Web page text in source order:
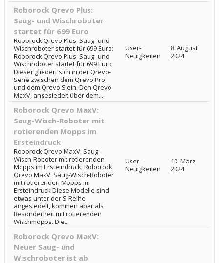
Roborock Qrevo Plus:
Saug- und Wischroboter
startet für 699 Euro
Roborock Qrevo Plus: Saug- und
Wischroboter startet für 699 Euro:
Roborock Qrevo Plus: Saug- und
Wischroboter startet für 699 Euro
Dieser gliedert sich in der Qrevo-
Serie zwischen dem Qrevo Pro
und dem Qrevo S ein. Den Qrevo
MaxV, angesiedelt über dem...
User-
Neuigkeiten
8. August
2024
Roborock Qrevo MaxV:
Saug-Wisch-Roboter mit
rotierenden Mopps im
Ersteindruck
Roborock Qrevo MaxV: Saug-
Wisch-Roboter mit rotierenden
Mopps im Ersteindruck: Roborock
Qrevo MaxV: Saug-Wisch-Roboter
mit rotierenden Mopps im
Ersteindruck Diese Modelle sind
etwas unter der S-Reihe
angesiedelt, kommen aber als
Besonderheit mit rotierenden
Wischmopps. Die...
User-
Neuigkeiten
10. März
2024
Roborock Qrevo MaxV:
Neuer Saug- und
Wischroboter ist ab